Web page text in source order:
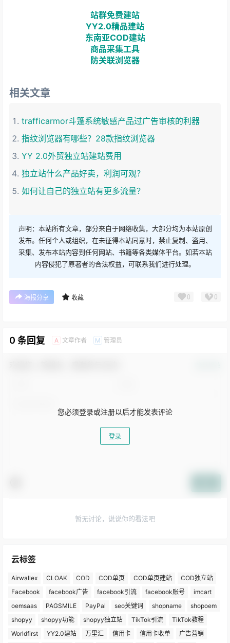
站群免费建站
YY2.0精品建站
东南亚COD建站
商品采集工具
防关联浏览器
相关文章
trafficarmor斗篷系统敏感产品过广告审核的利器
指纹浏览器有哪些？28款指纹浏览器
YY 2.0外贸独立站建站费用
独立站什么产品好卖，利润可观？
如何让自己的独立站有更多流量？
声明：本站所有文章，部分来自于网络收集，大部分均为本站原创
发布。任何个人或组织，在未征得本站同意时，禁止复制、盗用、
采集、发布本站内容到任何网站、书籍等各类媒体平台。如若本站
内容侵犯了原著者的合法权益，可联系我们进行处理。
海报分享 收藏 0 0
0 条回复 A 文章作者 M 管理员
您必须登录或注册以后才能发表评论
登录
暂无讨论，说说你的看法吧
云标签
Airwallex CLOAK COD COD单页 COD单页建站
COD独立站
Facebook
facebook广告 facebook引流 facebook账号
imcart
oemsaas
PAGSMILE PayPal seo关键词 shopname
shopoem
shopyy
shopyy功能 shopyy独立站 TikTok引流
TikTok教程
Worldfirst
YY2.0建站 万里汇 信用卡 信用卡收单
广告营销